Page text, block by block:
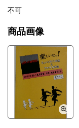
不可
商品画像